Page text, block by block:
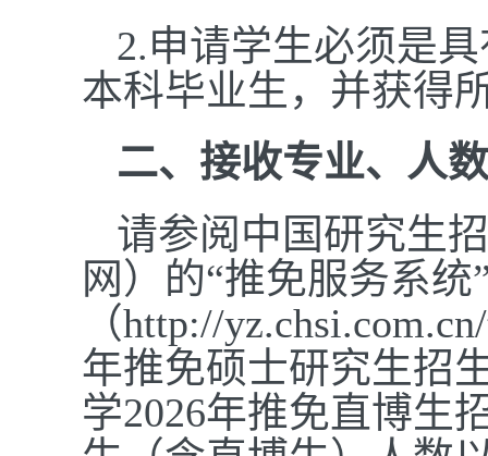
2.申请学生必须是
本科毕业生，并获得
二、接收专业、人
请参阅中国研究生
网）的“推免服务系统
（http://
年推免硕士研究生招
学2026年推免直博生